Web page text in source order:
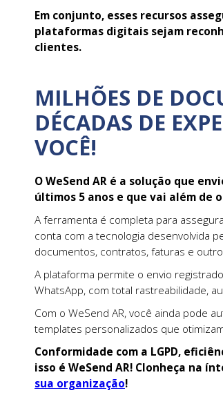
Em conjunto, esses recursos
plataformas digitais sejam
clientes.
MILHÕES DE
DÉCADAS DE
VOCÊ!
O WeSend AR é a solução que
últimos 5 anos e que vai além de
A ferramenta é completa para
conta com a tecnologia desenvolvida
documentos, contratos, faturas e
A plataforma permite o envio
WhatsApp, com total rastreabilidade,
Com o WeSend AR, você ainda pode
templates personalizados que
Conformidade com a LGPD,
isso é WeSend AR! Clonheça na
sua organização!